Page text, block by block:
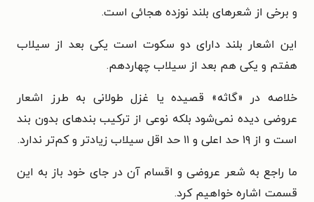
و برخی از شعرهای بلند نوزده هجائی است.
این اشعار بلند دارای دو سکوت است یکی بعد از سیلاب
هفتم و یکی هم بعد از سیلاب چهاردهم.
خلاصه در «گاثه» قصیده یا غزل طولانی به طرز اشعار
عروضی دیده نمی‌شود بلکه نوعی از ترکیب بندهای بدون بند
است و از ۱۹ حد اعلی و ۱۱ حد اقل سیلاب زیادتر و کم‌تر ندارد.
ما راجع به شعر عروضی و اقسام آن در جای خود باز به این
قسمت اشاره خواهیم کرد.